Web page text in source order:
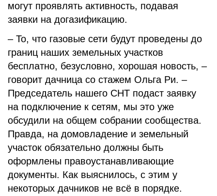
могут проявлять активность, подавая
заявки на догазификацию.
– То, что газовые сети будут проведены до
границ наших земельных участков
бесплатно, безусловно, хорошая новость, –
говорит дачница со стажем Ольга Ри. –
Председатель нашего СНТ подаст заявку
на подключение к сетям, мы это уже
обсудили на общем собрании сообщества.
Правда, на домовладение и земельный
участок обязательно должны быть
оформлены правоустанавливающие
документы. Как выяснилось, с этим у
некоторых дачников не всё в порядке.